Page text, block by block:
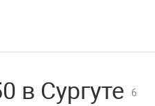
в Сургуте
6